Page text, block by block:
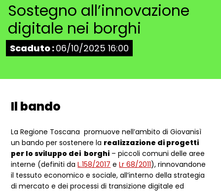
Sostegno all’innovazione
digitale nei borghi
Stato:
Scaduto :06/10/2025 16:00
Il bando
La Regione Toscana promuove nell’ambito di Giovanisì
un bando per sostenere la realizzazione di progetti
per lo sviluppo dei borghi – piccoli comuni delle aree
interne (definiti daL.158/2017 eLr 68/2011), rinnovandone
il tessuto economico e sociale, all’interno della strategia
di mercato e dei processi di transizione digitale ed